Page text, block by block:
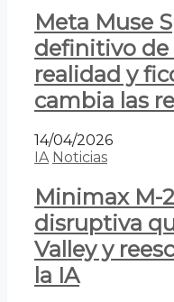
Meta Muse
definitivo de
realidad y
cambia las
14/04/2026
IA Noticias
Minimax M-
disruptiva
Valley y
la IA